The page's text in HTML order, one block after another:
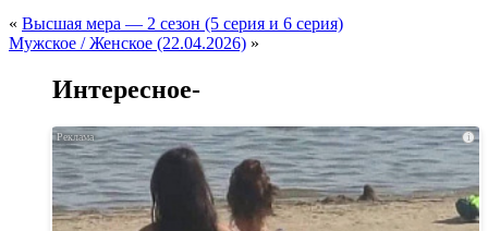
« Высшая мера — 2 сезон (5 серия и 6 серия)
Мужское / Женское (22.04.2026) »
Интересное-
i